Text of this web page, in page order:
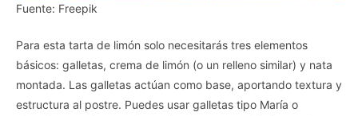
Fuente: Freepik
Para esta tarta de limón solo necesitarás tres elementos
básicos: galletas, crema de limón (o un relleno similar) y nata
montada. Las galletas actúan como base, aportando textura y
estructura al postre. Puedes usar galletas tipo María o